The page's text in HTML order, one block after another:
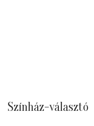
Színház-választó